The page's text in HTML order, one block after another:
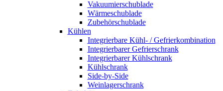
Vakuumierschublade
Wärmeschublade
Zubehörschublade
Kühlen
Integrierbare Kühl- / Gefrierkombination
Integrierbarer Gefrierschrank
Integrierbarer Kühlschrank
Kühlschrank
Side-by-Side
Weinlagerschrank